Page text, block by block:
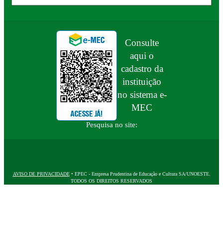
Consulte
aqui o
cadastro da
instituição
no sistema e-
MEC
Pesquisa no site:
AVISO DE PRIVACIDADE• EPEC - Empresa Prudentina de Educação e Cultura SA/UNOESTE.
TODOS OS DIREITOS RESERVADOS